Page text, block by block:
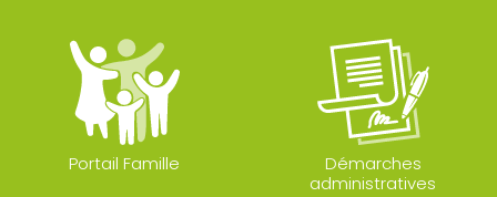
Portail Famille
Démarches
administratives